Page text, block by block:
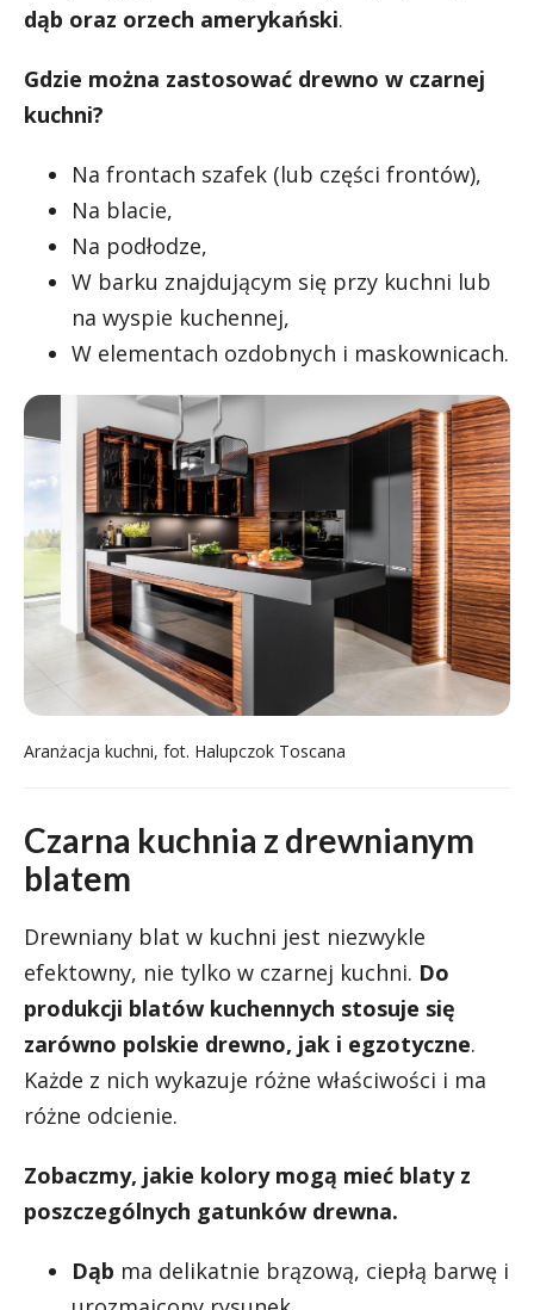
dąb oraz orzech amerykański.
Gdzie można zastosować drewno w czarnej
kuchni?
Na frontach szafek (lub części frontów),
Na blacie,
Na podłodze,
W barku znajdującym się przy kuchni lub
na wyspie kuchennej,
W elementach ozdobnych i maskownicach.
Aranżacja kuchni, fot. Halupczok Toscana
Czarna kuchnia z drewnianym
blatem
Drewniany blat w kuchni jest niezwykle
efektowny, nie tylko w czarnej kuchni. Do
produkcji blatów kuchennych stosuje się
zarówno polskie drewno, jak i egzotyczne.
Każde z nich wykazuje różne właściwości i ma
różne odcienie.
Zobaczmy, jakie kolory mogą mieć blaty z
poszczególnych gatunków drewna.
Dąb ma delikatnie brązową, ciepłą barwę i